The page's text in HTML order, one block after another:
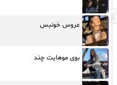
عروس خونبس
بوی موهایت چند